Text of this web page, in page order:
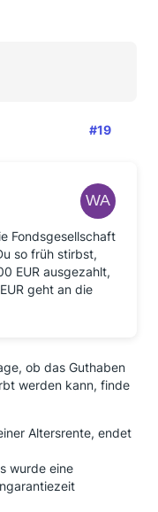
#19
Fondsgesellschaft
so früh stirbst,
EUR ausgezahlt,
geht an die
ob das Guthaben
werden kann, finde
Altersrente, endet
wurde eine